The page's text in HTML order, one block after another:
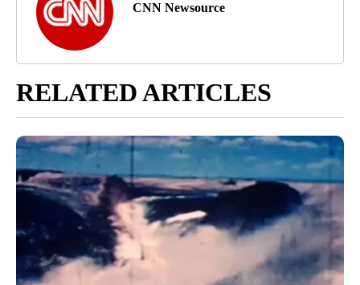
CNN Newsource
RELATED ARTICLES